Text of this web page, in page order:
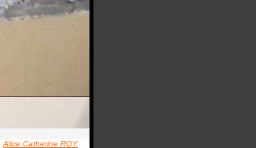
Alice Catherine ROY